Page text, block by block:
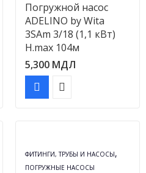
Погружной насос
ADELINO by Wita
3SAm 3/18 (1,1 кВт)
H.max 104м
5,300 МДЛ
ФИТИНГИ, ТРУБЫ И НАСОСЫ,
ПОГРУЖНЫЕ НАСОСЫ